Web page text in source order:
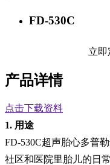
FD-530C
立即
产品详情
点击下载资料
1. 用途
FD-530C超声胎心多普
社区和医院里胎儿的日